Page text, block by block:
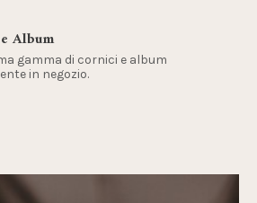
Album
gamma di cornici e album
in negozio.